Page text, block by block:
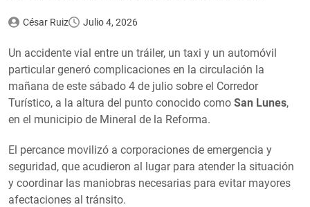
César Ruiz Julio 4, 2026
Un accidente vial entre un tráiler, un taxi y un automóvil
particular generó complicaciones en la circulación la
mañana de este sábado 4 de julio sobre el Corredor
Turístico, a la altura del punto conocido como San Lunes,
en el municipio de Mineral de la Reforma.
El percance movilizó a corporaciones de emergencia y
seguridad, que acudieron al lugar para atender la situación
y coordinar las maniobras necesarias para evitar mayores
afectaciones al tránsito.